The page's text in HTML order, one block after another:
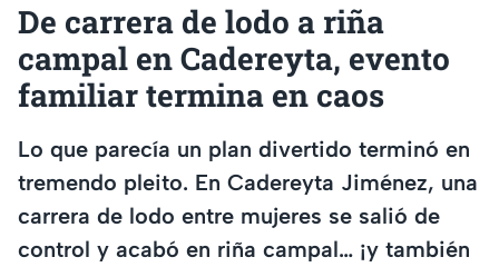
De carrera de lodo a riña
campal en Cadereyta, evento
familiar termina en caos
Lo que parecía un plan divertido terminó en
tremendo pleito. En Cadereyta Jiménez, una
carrera de lodo entre mujeres se salió de
control y acabó en riña campal… ¡y también